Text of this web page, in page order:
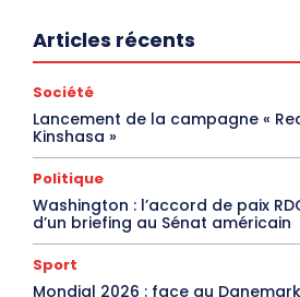
Articles récents
Société
Lancement de la campagne «
Kinshasa »
Politique
Washington : l’accord de paix
d’un briefing au Sénat américain
Sport
Mondial 2026 : face au